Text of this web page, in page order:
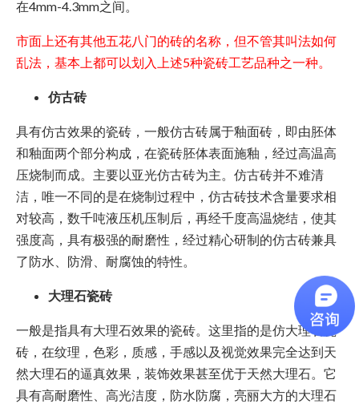
在4mm-4.3mm之间。
市面上还有其他五花八门的砖的名称，但不管其叫法如何
乱法，基本上都可以划入上述5种瓷砖工艺品种之一种。
仿古砖
具有仿古效果的瓷砖，一般仿古砖属于釉面砖，即由胚体
和釉面两个部分构成，在瓷砖胚体表面施釉，经过高温高
压烧制而成。主要以亚光仿古砖为主。仿古砖并不难清
洁，唯一不同的是在烧制过程中，仿古砖技术含量要求相
对较高，数千吨液压机压制后，再经千度高温烧结，使其
强度高，具有极强的耐磨性，经过精心研制的仿古砖兼具
了防水、防滑、耐腐蚀的特性。
大理石瓷砖
一般是指具有大理石效果的瓷砖。这里指的是仿大理石瓷
砖，在纹理，色彩，质感，手感以及视觉效果完全达到天
然大理石的逼真效果，装饰效果甚至优于天然大理石。它
具有高耐磨性、高光洁度，防水防腐，亮丽大方的大理石